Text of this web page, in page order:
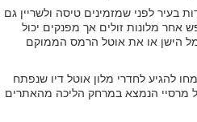
בעיר לפני שמזמינים טיסה ולשריין גם
מלונות זולים אך מפנקים יכול
הישן או את אוטל הרמס הממוקם
להגיע לחדרי מלון אוטל דיו שנפתח
ה-18, או סופיטל מרסיי הנמצא במרחק הליכה מהאתרים